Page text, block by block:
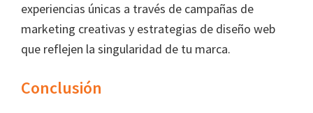
experiencias únicas a través de campañas de
marketing creativas y estrategias de diseño web
que reflejen la singularidad de tu marca.
Conclusión